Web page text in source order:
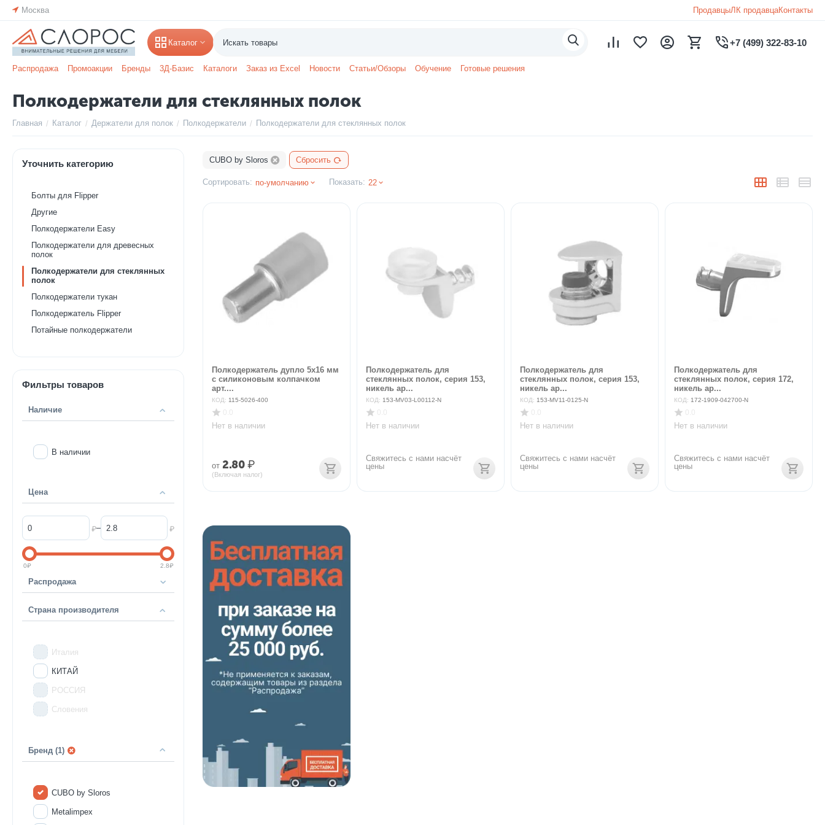
Москва ПродавцыЛК продавцаКонтакты
Каталог +7 (499) 322-83-10
Распродажа Промоакции Бренды 3Д-Базис Каталоги Заказ из Excel Новости Статьи/Обзоры Обучение Готовые решения
Полкодержатели для стеклянных полок
Главная / Каталог / Держатели для полок / Полкодержатели / Полкодержатели для стеклянных полок
CUBO by Sloros Сбросить
Сортировать: по-умолчанию Показать: 22
Полкодержатель дупло 5х16 мм
с силиконовым колпачком
арт....
КОД: 115-5026-400
Нет в наличии
от 2.80 ₽
(Включая налог)
Полкодержатель для
стеклянных полок, серия 153,
никель ар...
КОД: 153-MV03-L00112-N
Нет в наличии
Свяжитесь с нами насчёт
цены
Полкодержатель для
стеклянных полок, серия 153,
никель ар...
КОД: 153-MV11-0125-N
Нет в наличии
Свяжитесь с нами насчёт
цены
Полкодержатель для
стеклянных полок, серия 172,
никель ар...
КОД: 172-1909-042700-N
Нет в наличии
Свяжитесь с нами насчёт
цены
Уточнить категорию
Болты для Flipper
Другие
Полкодержатели Easy
Полкодержатели для древесных
полок
Полкодержатели для стеклянных
полок
Полкодержатели тукан
Полкодержатель Flipper
Потайные полкодержатели
Фильтры товаров
Наличие
В наличии
Цена
₽– ₽
0₽ 2.8₽
Распродажа
Страна производителя
Италия
КИТАЙ
РОССИЯ
Словения
Бренд (1)
CUBO by Sloros
Metalimpex